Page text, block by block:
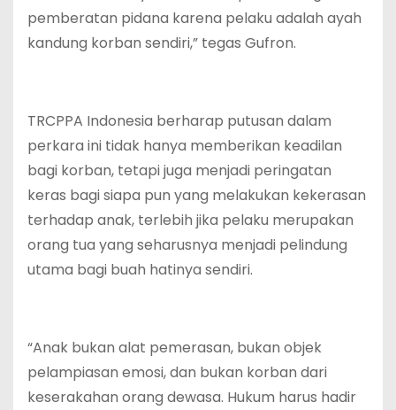
pemberatan pidana karena pelaku adalah ayah
kandung korban sendiri,” tegas Gufron.
TRCPPA Indonesia berharap putusan dalam
perkara ini tidak hanya memberikan keadilan
bagi korban, tetapi juga menjadi peringatan
keras bagi siapa pun yang melakukan kekerasan
terhadap anak, terlebih jika pelaku merupakan
orang tua yang seharusnya menjadi pelindung
utama bagi buah hatinya sendiri.
“Anak bukan alat pemerasan, bukan objek
pelampiasan emosi, dan bukan korban dari
keserakahan orang dewasa. Hukum harus hadir